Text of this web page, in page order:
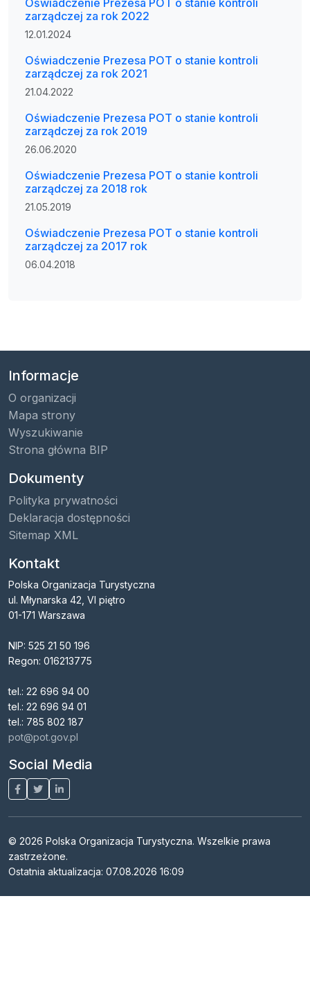
Oświadczenie Prezesa POT o stanie kontroli
zarządczej za rok 2022
12.01.2024
Oświadczenie Prezesa POT o stanie kontroli
zarządczej za rok 2021
21.04.2022
Oświadczenie Prezesa POT o stanie kontroli
zarządczej za rok 2019
26.06.2020
Oświadczenie Prezesa POT o stanie kontroli
zarządczej za 2018 rok
21.05.2019
Oświadczenie Prezesa POT o stanie kontroli
zarządczej za 2017 rok
06.04.2018
Informacje
O organizacji
Mapa strony
Wyszukiwanie
Strona główna BIP
Dokumenty
Polityka prywatności
Deklaracja dostępności
Sitemap XML
Kontakt
Polska Organizacja Turystyczna
ul. Młynarska 42, VI piętro
01-171 Warszawa
NIP: 525 21 50 196
Regon: 016213775
tel.: 22 696 94 00
tel.: 22 696 94 01
tel.: 785 802 187
pot@pot.gov.pl
Social Media
© 2026 Polska Organizacja Turystyczna. Wszelkie prawa
zastrzeżone.
Ostatnia aktualizacja: 07.08.2026 16:09